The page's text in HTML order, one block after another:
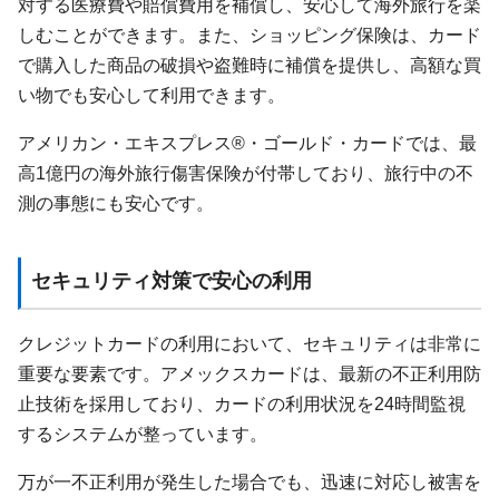
対する医療費や賠償費用を補償し、安心して海外旅行を楽
しむことができます。また、ショッピング保険は、カード
で購入した商品の破損や盗難時に補償を提供し、高額な買
い物でも安心して利用できます。
アメリカン・エキスプレス®・ゴールド・カードでは、最
高1億円の海外旅行傷害保険が付帯しており、旅行中の不
測の事態にも安心です。
セキュリティ対策で安心の利用
クレジットカードの利用において、セキュリティは非常に
重要な要素です。アメックスカードは、最新の不正利用防
止技術を採用しており、カードの利用状況を24時間監視
するシステムが整っています。
万が一不正利用が発生した場合でも、迅速に対応し被害を